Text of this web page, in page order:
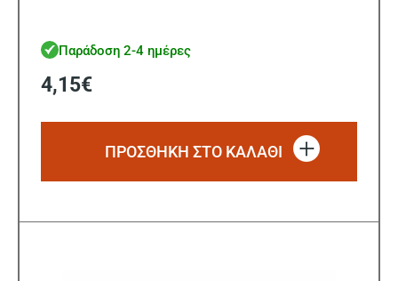
Παράδοση 2-4 ημέρες
4,15€
ΠΡΟΣΘΗΚΗ ΣΤΟ ΚΑΛΑΘΙ